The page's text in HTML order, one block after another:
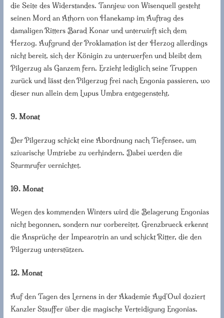
die Seite des Widerstandes. Tannjew von Wisenquell gesteht
seinen Mord an Athorn von Hanekamp im Auftrag des
damaligen Ritters Barad Konar und unterwirft sich dem
Herzog. Aufgrund der Proklamation ist der Herzog allerdings
nicht bereit, sich der Königin zu unterwerfen und bleibt dem
Pilgerzug als Ganzem fern. Erzieht lediglich seine Truppen
zurück und lässt den Pilgerzug frei nach Engonia passieren, wo
dieser nun allein dem Lupus Umbra entgegensteht.
9. Monat
Der Pilgerzug schickt eine Abordnung nach Tiefensee, um
szivarische Umtriebe zu verhindern. Dabei werden die
Sturmrufer vernichtet.
10. Monat
Wegen des kommenden Winters wird die Belagerung Engonias
nicht begonnen, sondern nur vorbereitet. Grenzbrueck erkennt
die Ansprüche der Impearotrin an und schickt Ritter, die den
Pilgerzug unterstützen.
12. Monat
Auf den Tagen des Lernens in der Akademie Ayd’Owl doziert
Kanzler Stauffer über die magische Verteidigung Engonias.